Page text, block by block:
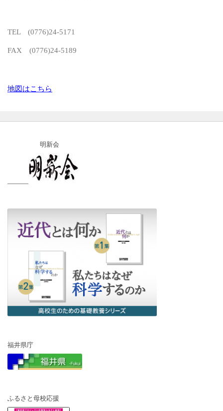
TEL (0776)24-5171
FAX (0776)24-5189
地図はこちら
明新会
福井県庁
ふるさと母校応援